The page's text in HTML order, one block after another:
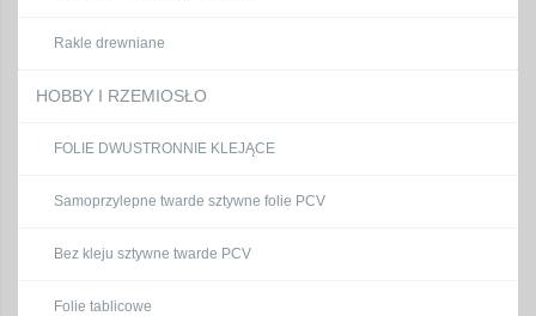
Rakle drewniane
HOBBY I RZEMIOSŁO
FOLIE DWUSTRONNIE KLEJĄCE
Samoprzylepne twarde sztywne folie PCV
Bez kleju sztywne twarde PCV
Folie tablicowe